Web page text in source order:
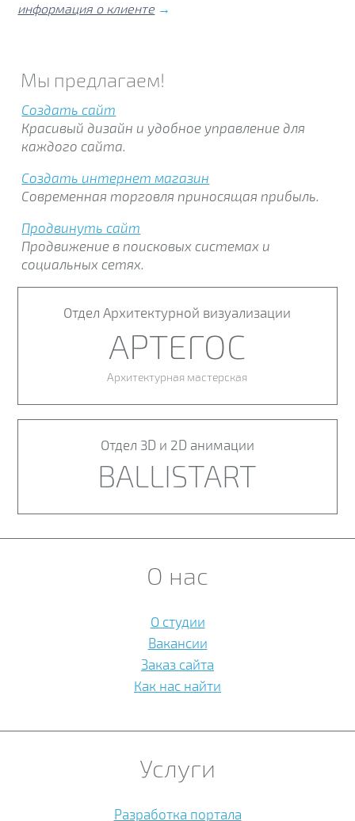
информация о клиенте →
Мы предлагаем!
Создать сайт
Красивый дизайн и удобное управление для
каждого сайта.
Создать интернет магазин
Современная торговля приносящая прибыль.
Продвинуть сайт
Продвижение в поисковых системах и
социальных сетях.
Отдел Архитектурной визуализации
АРТЕГОС
Архитектурная мастерская
Отдел 3D и 2D анимации
BALLISTART
О нас
О студии
Вакансии
Заказ сайта
Как нас найти
Услуги
Разработка портала